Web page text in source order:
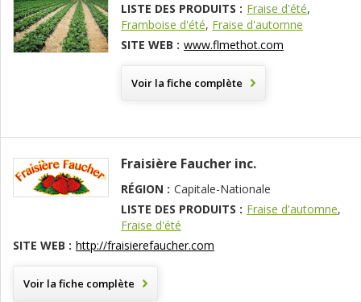
LISTE DES PRODUITS : Fraise d'été,
Framboise d'été, Fraise d'automne
SITE WEB : www.flmethot.com
Voir la fiche complète
Fraisière Faucher inc.
RÉGION : Capitale-Nationale
LISTE DES PRODUITS : Fraise d'automne,
Fraise d'été
SITE WEB : http://fraisierefaucher.com
Voir la fiche complète